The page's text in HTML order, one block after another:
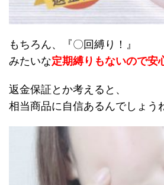
もちろん、『〇回縛り！』
みたいな定期縛りもないので安
返金保証とか考えると、
相当商品に自信あるんでしょう